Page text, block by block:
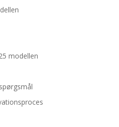
modellen